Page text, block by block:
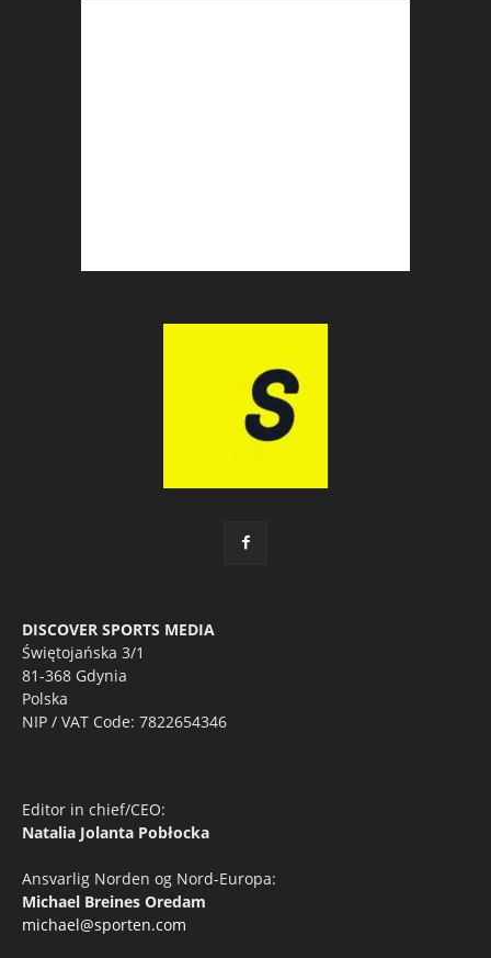
DISCOVER SPORTS MEDIA
Świętojańska 3/1
81-368 Gdynia
Polska
NIP / VAT Code: 7822654346
Editor in chief/CEO:
Natalia Jolanta Pobłocka
Ansvarlig Norden og Nord-Europa:
Michael Breines Oredam
michael@sporten.com